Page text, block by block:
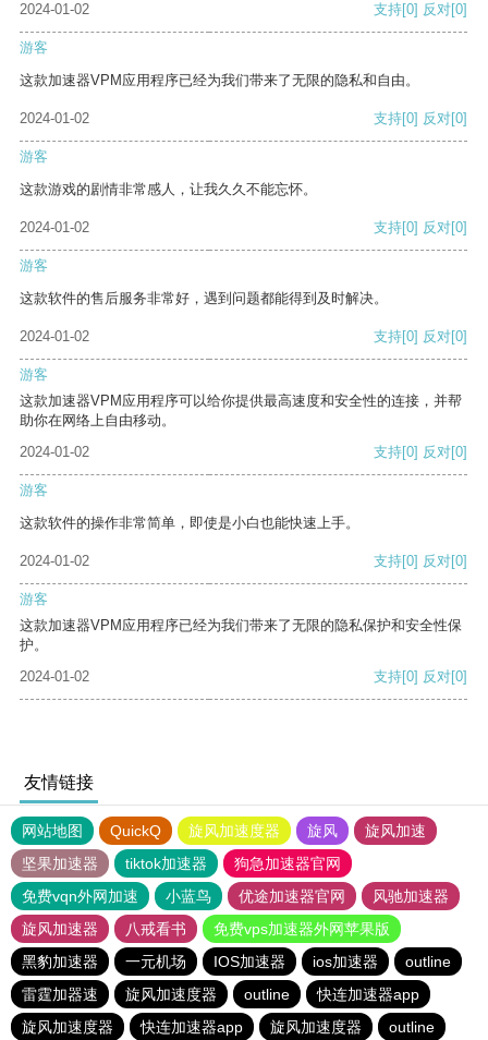
2024-01-02 支持[0] 反对[0]
游客
这款加速器VPM应用程序已经为我们带来了无限的隐私和自由。
2024-01-02 支持[0] 反对[0]
游客
这款游戏的剧情非常感人，让我久久不能忘怀。
2024-01-02 支持[0] 反对[0]
游客
这款软件的售后服务非常好，遇到问题都能得到及时解决。
2024-01-02 支持[0] 反对[0]
游客
这款加速器VPM应用程序可以给你提供最高速度和安全性的连接，并帮
助你在网络上自由移动。
2024-01-02
支持[0] 反对[0]
游客
这款软件的操作非常简单，即使是小白也能快速上手。
2024-01-02 支持[0] 反对[0]
游客
这款加速器VPM应用程序已经为我们带来了无限的隐私保护和安全性保
护。
2024-01-02
支持[0] 反对[0]
友情链接
网站地图 QuickQ 旋风加速度器 旋风
旋风加速
坚果加速器
tiktok加速器
狗急加速器官网
免费vqn外网加速
小蓝鸟 优途加速器官网
风驰加速器
旋风加速器
八戒看书
免费vps加速器外网苹果版
黑豹加速器
一元机场 IOS加速器 ios加速器
outline
雷霆加器速
旋风加速度器 outline
快连加速器app
旋风加速度器
快连加速器app 旋风加速度器 outline